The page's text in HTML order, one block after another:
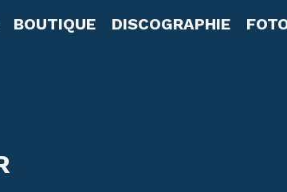
BOUTIQUE DISCOGRAPHIE